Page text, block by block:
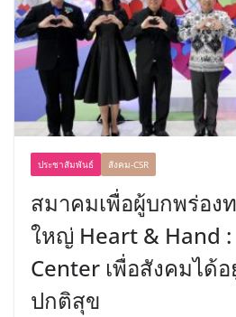
ประชาสัมพันธ์ สังคม-CSR
สมาคมเพื่อผู้บกพร่อง
ใหญ่ Heart & Hand :
Center เพื่อสังคมได้
ปกติสุข